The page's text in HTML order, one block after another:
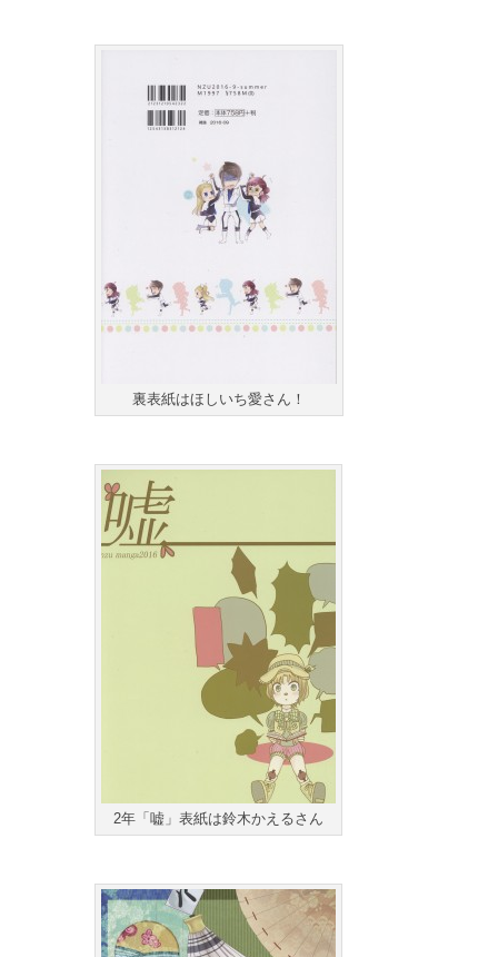
裏表紙はほしいち愛さん！
2年「嘘」表紙は鈴木かえるさん